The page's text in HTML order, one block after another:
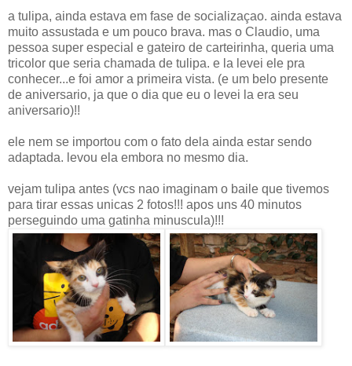
a tulipa, ainda estava em fase de socializaçao. ainda estava
muito assustada e um pouco brava. mas o Claudio, uma
pessoa super especial e gateiro de carteirinha, queria uma
tricolor que seria chamada de tulipa. e la levei ele pra
conhecer...e foi amor a primeira vista. (e um belo presente
de aniversario, ja que o dia que eu o levei la era seu
aniversario)!!
ele nem se importou com o fato dela ainda estar sendo
adaptada. levou ela embora no mesmo dia.
vejam tulipa antes (vcs nao imaginam o baile que tivemos
para tirar essas unicas 2 fotos!!! apos uns 40 minutos
perseguindo uma gatinha minuscula)!!!